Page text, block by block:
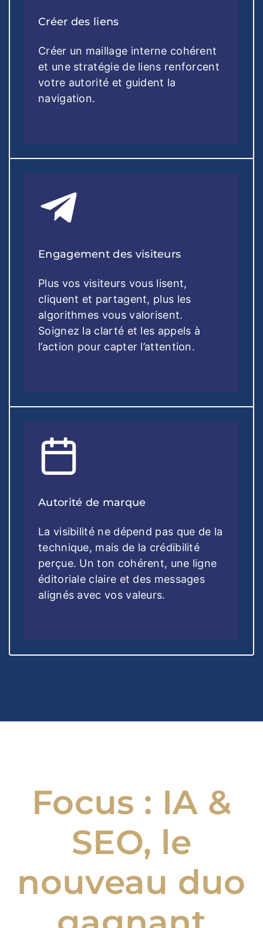
Créer des liens
Créer un maillage interne cohérent
et une stratégie de liens renforcent
votre autorité et guident la
navigation.
Engagement des visiteurs
Plus vos visiteurs vous lisent,
cliquent et partagent, plus les
algorithmes vous valorisent.
Soignez la clarté et les appels à
l’action pour capter l’attention.
Autorité de marque
La visibilité ne dépend pas que de la
technique, mais de la crédibilité
perçue. Un ton cohérent, une ligne
éditoriale claire et des messages
alignés avec vos valeurs.
Focus : IA &
SEO, le
nouveau duo